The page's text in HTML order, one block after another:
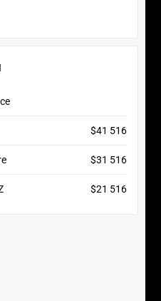
$41 516
$31 516
$21 516